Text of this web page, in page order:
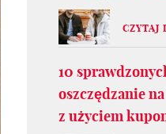
CZYTAJ
10
oszczędzanie
z użyciem